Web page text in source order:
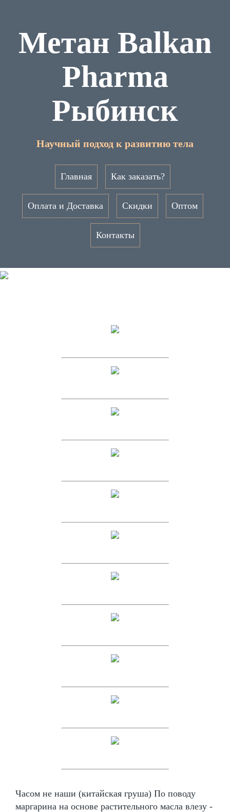
Метан Balkan
Pharma
Рыбинск
Научный подход к развитию тела
Главная Как заказать?
Оплата и Доставка Скидки Оптом
Контакты
Часом не наши (китайская груша) По поводу
маргарина на основе растительного масла влезу -